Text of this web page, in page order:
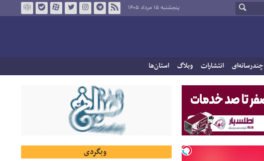
پنجشنبه ۱۵ مرداد ۱۴۰۵
چندرسانه‌ای انتشارات وبلاگ استان‌ها
وبگردی